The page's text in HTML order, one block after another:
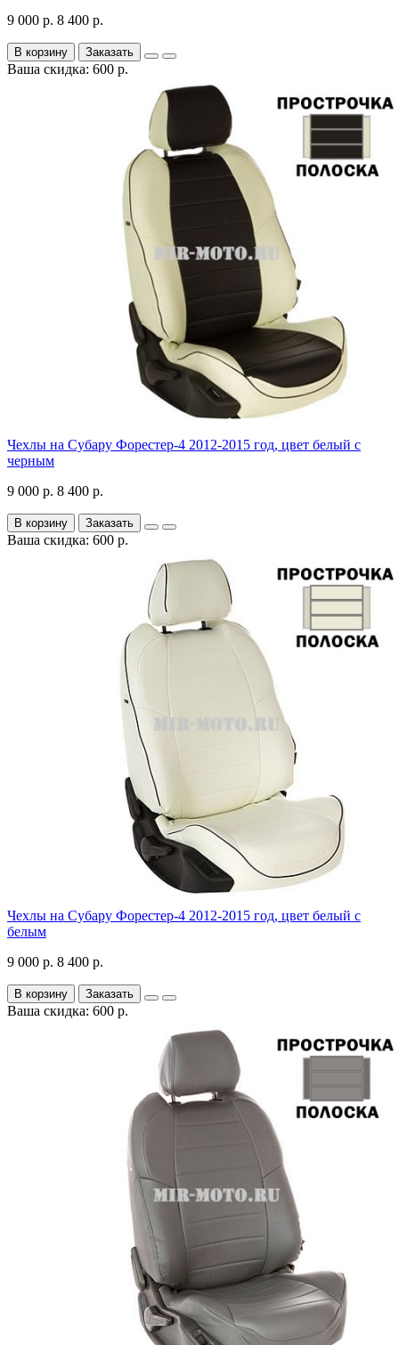
9 000 р. 8 400 р.
В корзину Заказать
Ваша скидка: 600 р.
Чехлы на Субару Форестер-4 2012-2015 год, цвет белый с
черным
9 000 р. 8 400 р.
В корзину Заказать
Ваша скидка: 600 р.
Чехлы на Субару Форестер-4 2012-2015 год, цвет белый с
белым
9 000 р. 8 400 р.
В корзину Заказать
Ваша скидка: 600 р.